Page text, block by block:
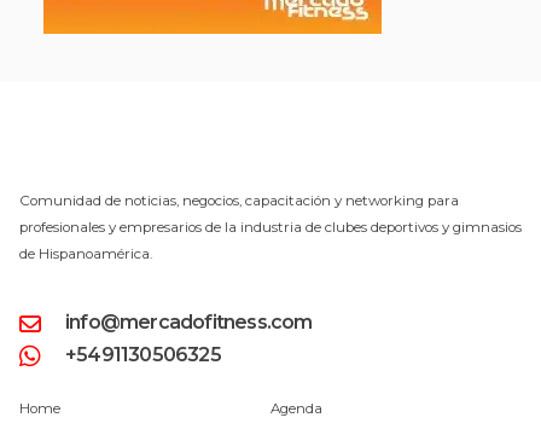
Comunidad de noticias, negocios, capacitación y networking para
profesionales y empresarios de la industria de clubes deportivos y gimnasios
de Hispanoamérica.
info@mercadofitness.com
+5491130506325
Home Agenda